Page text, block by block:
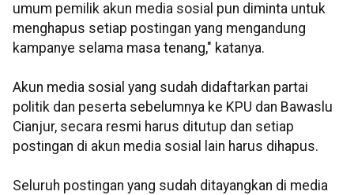
umum pemilik akun media sosial pun diminta untuk
menghapus setiap postingan yang mengandung
kampanye selama masa tenang," katanya.
Akun media sosial yang sudah didaftarkan partai
politik dan peserta sebelumnya ke KPU dan Bawaslu
Cianjur, secara resmi harus ditutup dan setiap
postingan di akun media sosial lain harus dihapus.
Seluruh postingan yang sudah ditayangkan di media